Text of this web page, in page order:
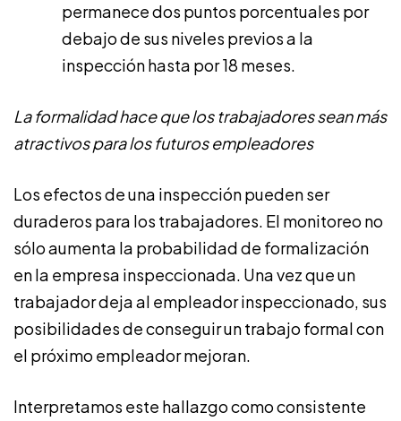
permanece dos puntos porcentuales por
debajo de sus niveles previos a la
inspección hasta por 18 meses.
La formalidad hace que los trabajadores sean más
atractivos para los futuros empleadores
Los efectos de una inspección pueden ser
duraderos para los trabajadores. El monitoreo no
sólo aumenta la probabilidad de formalización
en la empresa inspeccionada. Una vez que un
trabajador deja al empleador inspeccionado, sus
posibilidades de conseguir un trabajo formal con
el próximo empleador mejoran.
Interpretamos este hallazgo como consistente